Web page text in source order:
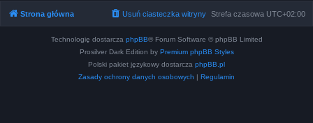
Strona główna Strefa czasowa UTC+02:00
Usuń ciasteczka witryny
Technologię dostarcza phpBB® Forum Software © phpBB Limited
Prosilver Dark Edition by Premium phpBB Styles
Polski pakiet językowy dostarcza phpBB.pl
Zasady ochrony danych osobowych | Regulamin